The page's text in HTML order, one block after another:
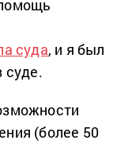
суда, и я был
суде.
(более 50